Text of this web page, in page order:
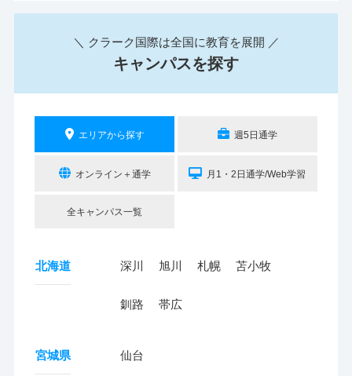
＼ クラーク国際は全国に教育を展開 ／
キャンパスを探す
エリアから探す 週5日通学
オンライン＋通学 月1・2日通学/Web学習
全キャンパス一覧
北海道 深川 旭川 札幌 苫小牧
釧路 帯広
宮城県 仙台